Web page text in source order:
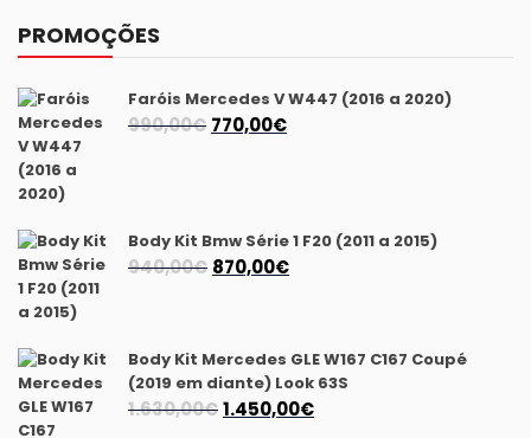
PROMOÇÕES
Faróis Mercedes V W447 (2016 a 2020)
990,00€ O
990,00€.
770,00€O
770,00€.
Body Kit Bmw Série 1 F20 (2011 a 2015)
940,00€ O
era:
940,00€.
870,00€O
é:
870,00€.
Body Kit Mercedes GLE W167 C167 Coupé
(2019 em diante) Look 63S
1.630,00€O
1.450,00€O